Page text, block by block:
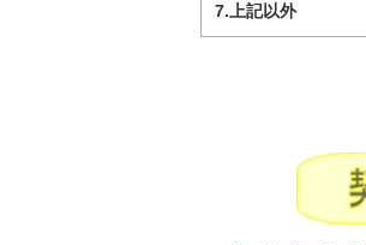
7.上記以外